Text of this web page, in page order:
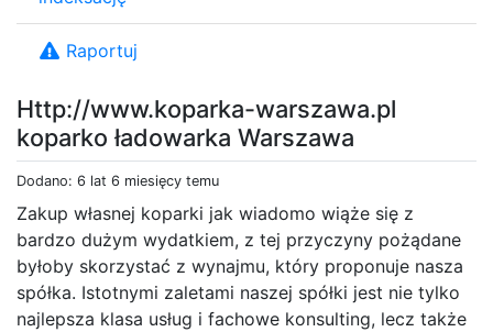
Http://www.koparka-warszawa.pl
koparko ładowarka Warszawa
Dodano: 6 lat 6 miesięcy temu
Zakup własnej koparki jak wiadomo wiąże się z
bardzo dużym wydatkiem, z tej przyczyny pożądane
byłoby skorzystać z wynajmu, który proponuje nasza
spółka. Istotnymi zaletami naszej spółki jest nie tylko
najlepsza klasa usług i fachowe konsulting, lecz także
Raportuj